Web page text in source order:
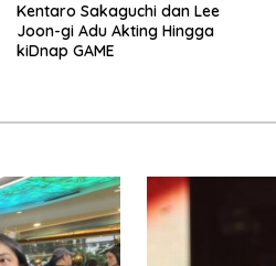
Kentaro Sakaguchi dan Lee
Joon-gi Adu Akting Hingga
kiDnap GAME